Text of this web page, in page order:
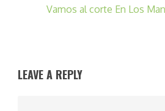
Vamos al corte En Los
LEAVE A REPLY